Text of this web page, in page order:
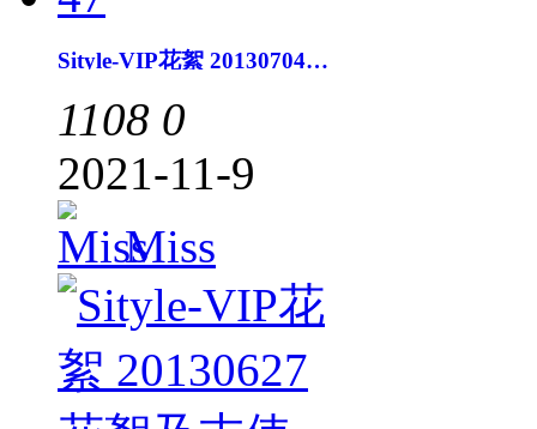
Sityle-VIP花絮 20130704花絮及末使用图片预告47
1108 0
2021-11-9
Miss